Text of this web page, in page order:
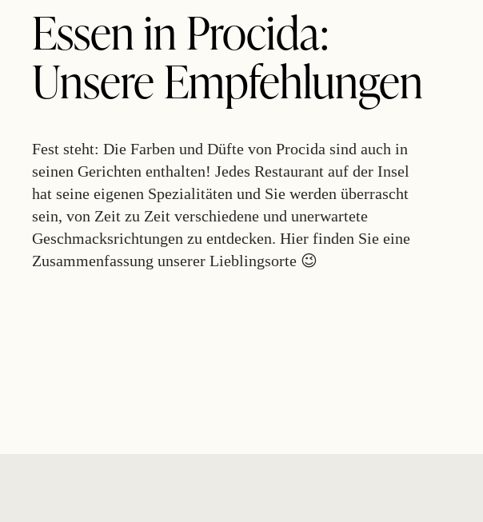
Essen in Procida:
Unsere Empfehlungen
Fest steht: Die Farben und Düfte von Procida sind auch in
seinen Gerichten enthalten! Jedes Restaurant auf der Insel
hat seine eigenen Spezialitäten und Sie werden überrascht
sein, von Zeit zu Zeit verschiedene und unerwartete
Geschmacksrichtungen zu entdecken. Hier finden Sie eine
Zusammenfassung unserer Lieblingsorte 😉